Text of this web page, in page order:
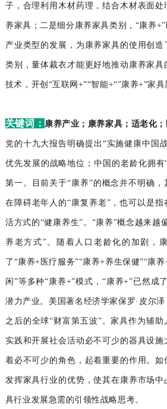
子，合理利用木材药理，结合木材表面
养家具；二是细分康养家具类别，“康养
产业类型的发展，为康养家具的使用创
类别，量体裁衣才能更好地推动康养家
技术，开创“互联网+”“智能+“”康养+”家具
关键词： 康养产业； 康养家具；适老化
党的十九大报告明确提出“实施健康中国
优先发展的战略地位；中国的老龄化拥有
第一。目前关于“康养”的概念并不明确
在障碍老年人的“康复养老”，也可以是
活方式的“健康养生”。“康养”概念越来越
养老方式”。随着人口老龄化的加剧，
了“康养+医疗服务”“康养+养生保健”“康
闲”等多种“康养+”模式，“康养+”已然成
潜力产业。美国著名经济学家保罗·皮尔
之后的全球“财富第五波”。家具作为辅
实践和开展社会活动必不可少的器具设
着必不可少的角色，起着重要的作用。如
发挥家具行业的优势，使其在康养市场
具行业发展急需的引领性战略思考。